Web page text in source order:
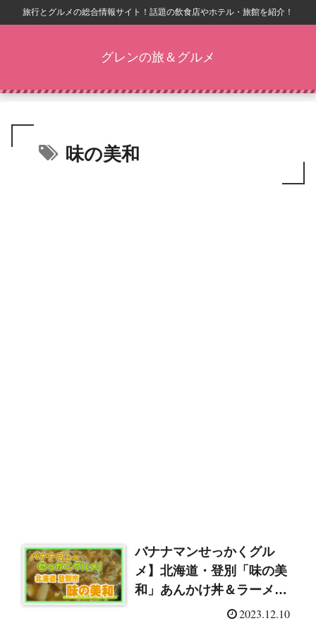
旅行とグルメの総合情報サイト！話題の飲食店やホテル・旅館を紹介！
グレンの旅＆グルメ
味の美和
バナナマンせっかくグル
メ】北海道・登別「味の美
和」あんかけ丼＆ラーメン
2023.12.10